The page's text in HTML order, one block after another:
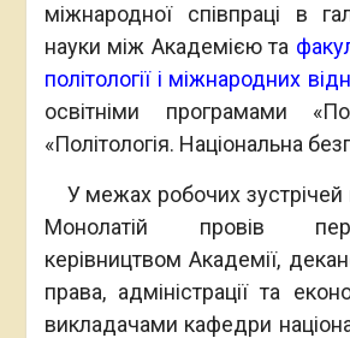
міжнародної співпраці в
науки між Академією та
політології і міжнародних
освітніми програмами
«Політологія. Національна
У межах робочих зустрічей
Монолатій провів
керівництвом Академії,
права, адміністрації та
викладачами кафедри